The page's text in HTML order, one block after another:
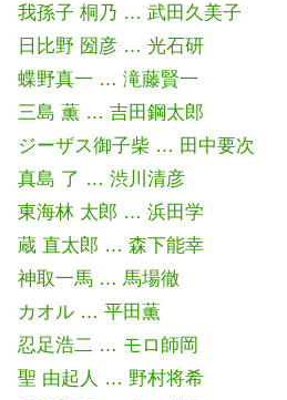
我孫子 桐乃 … 武田久美子
日比野 圀彦 … 光石研
蝶野真一 … 滝藤賢一
三島 薫 … 吉田鋼太郎
ジーザス御子柴 … 田中要次
真島 了 … 渋川清彦
東海林 太郎 … 浜田学
蔵 直太郎 … 森下能幸
神取一馬 … 馬場徹
カオル … 平田薫
忍足浩二 … モロ師岡
聖 由起人 … 野村将希